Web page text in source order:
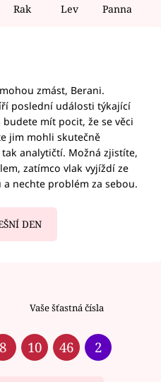
Rak Lev Panna
zmást, Berani.
poslední události týkající
mít pocit, že se věci
jim mohli skutečně
analytičtí. Možná zjistíte,
zatímco vlak vyjíždí ze
nechte problém za sebou.
DEN
Vaše šťastná čísla
8 10 46 2